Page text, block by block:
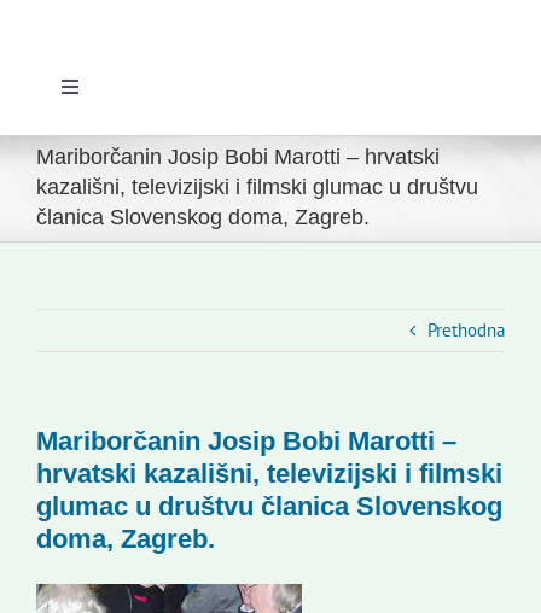
Toggle
Početna
Novosti
Slovenski dom Zagreb
Kontakti
Novi odmev – naše glasilo
Mariborčanin Josip Bobi Marotti – hrvatski
kazališni, televizijski i filmski glumac u društvu
članica Slovenskog doma, Zagreb.
Prethodna
Mariborčanin Josip Bobi Marotti –
hrvatski kazališni, televizijski i filmski
glumac u društvu članica Slovenskog
doma, Zagreb.